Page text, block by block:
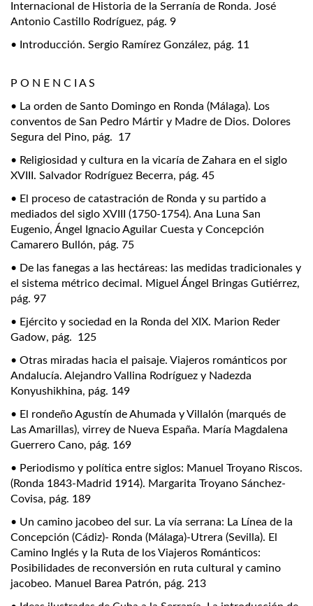
Internacional de Historia de la Serranía de Ronda. José
Antonio Castillo Rodríguez, pág. 9
• Introducción. Sergio Ramírez González, pág. 11
P O N E N C I A S
• La orden de Santo Domingo en Ronda (Málaga). Los
conventos de San Pedro Mártir y Madre de Dios. Dolores
Segura del Pino, pág. 17
• Religiosidad y cultura en la vicaría de Zahara en el siglo
XVIII. Salvador Rodríguez Becerra, pág. 45
• El proceso de catastración de Ronda y su partido a
mediados del siglo XVIII (1750-1754). Ana Luna San
Eugenio, Ángel Ignacio Aguilar Cuesta y Concepción
Camarero Bullón, pág. 75
• De las fanegas a las hectáreas: las medidas tradicionales y
el sistema métrico decimal. Miguel Ángel Bringas Gutiérrez,
pág. 97
• Ejército y sociedad en la Ronda del XIX. Marion Reder
Gadow, pág. 125
• Otras miradas hacia el paisaje. Viajeros románticos por
Andalucía. Alejandro Vallina Rodríguez y Nadezda
Konyushikhina, pág. 149
• El rondeño Agustín de Ahumada y Villalón (marqués de
Las Amarillas), virrey de Nueva España. María Magdalena
Guerrero Cano, pág. 169
• Periodismo y política entre siglos: Manuel Troyano Riscos.
(Ronda 1843-Madrid 1914). Margarita Troyano Sánchez-
Covisa, pág. 189
• Un camino jacobeo del sur. La vía serrana: La Línea de la
Concepción (Cádiz)- Ronda (Málaga)-Utrera (Sevilla). El
Camino Inglés y la Ruta de los Viajeros Románticos:
Posibilidades de reconversión en ruta cultural y camino
jacobeo. Manuel Barea Patrón, pág. 213